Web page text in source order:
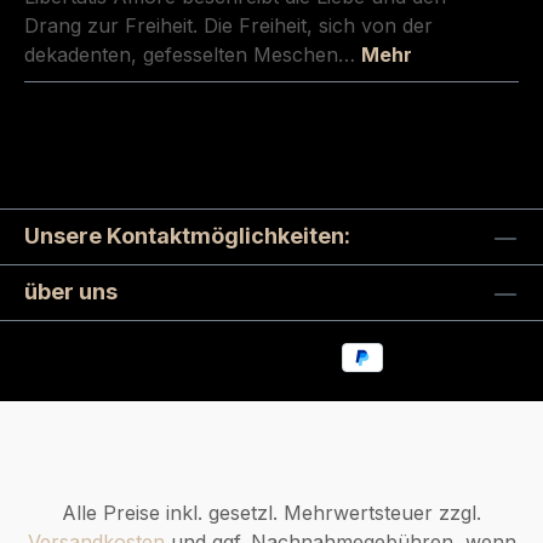
Drang zur Freiheit. Die Freiheit, sich von der
dekadenten, gefesselten Meschen… Mehr
Unsere Kontaktmöglichkeiten:
über uns
Alle Preise inkl. gesetzl. Mehrwertsteuer zzgl.